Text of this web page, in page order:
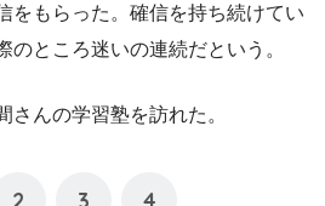
をもらった。確信を持ち続けてい
のところ迷いの連続だという。
さんの学習塾を訪れた。
2 3 4